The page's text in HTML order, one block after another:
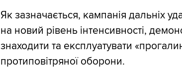
Як зазначається, кампанія дальніх
на новий рівень інтенсивності,
знаходити та експлуатувати
протиповітряної оборони.